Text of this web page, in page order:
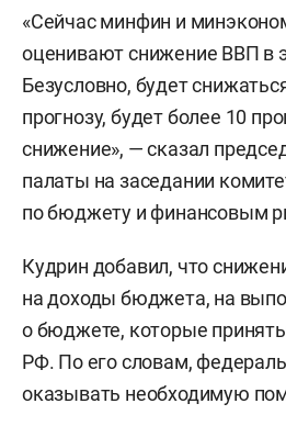
«Сейчас минфин и
оценивают снижение ВВП в
Безусловно, будет
прогнозу, будет более 10
снижение», — сказал
палаты на заседании
по бюджету и финансовым
Кудрин добавил, что
на доходы бюджета, на
о бюджете, которые
РФ. По его словам,
оказывать необходимую